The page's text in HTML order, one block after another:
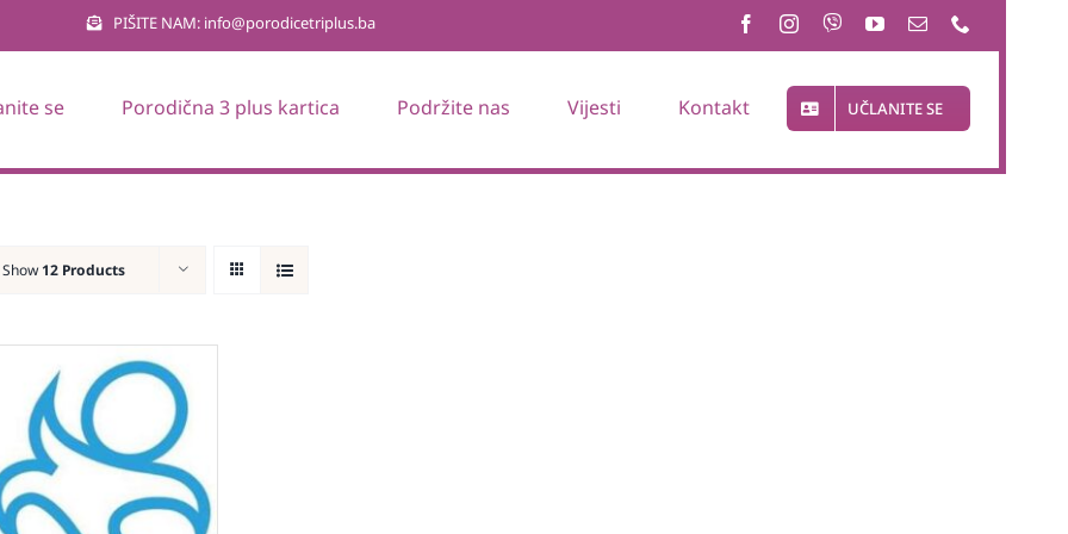
PIŠITE NAM: info@porodicetriplus.ba
se Porodična 3 plus kartica Podržite nas Vijesti Kontakt UČLANITE SE
Show 12 Products